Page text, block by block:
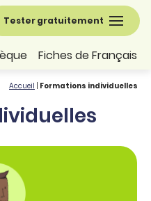
Tester gratuitement
Fiches de Français
Accueil Formations individuelles